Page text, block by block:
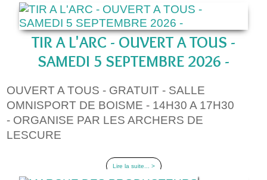
TIR A L'ARC - OUVERT A TOUS -
SAMEDI 5 SEPTEMBRE 2026 -
OUVERT A TOUS - GRATUIT - SALLE
OMNISPORT DE BOISME - 14H30 A 17H30
- ORGANISE PAR LES ARCHERS DE
LESCURE
Lire la suite... >